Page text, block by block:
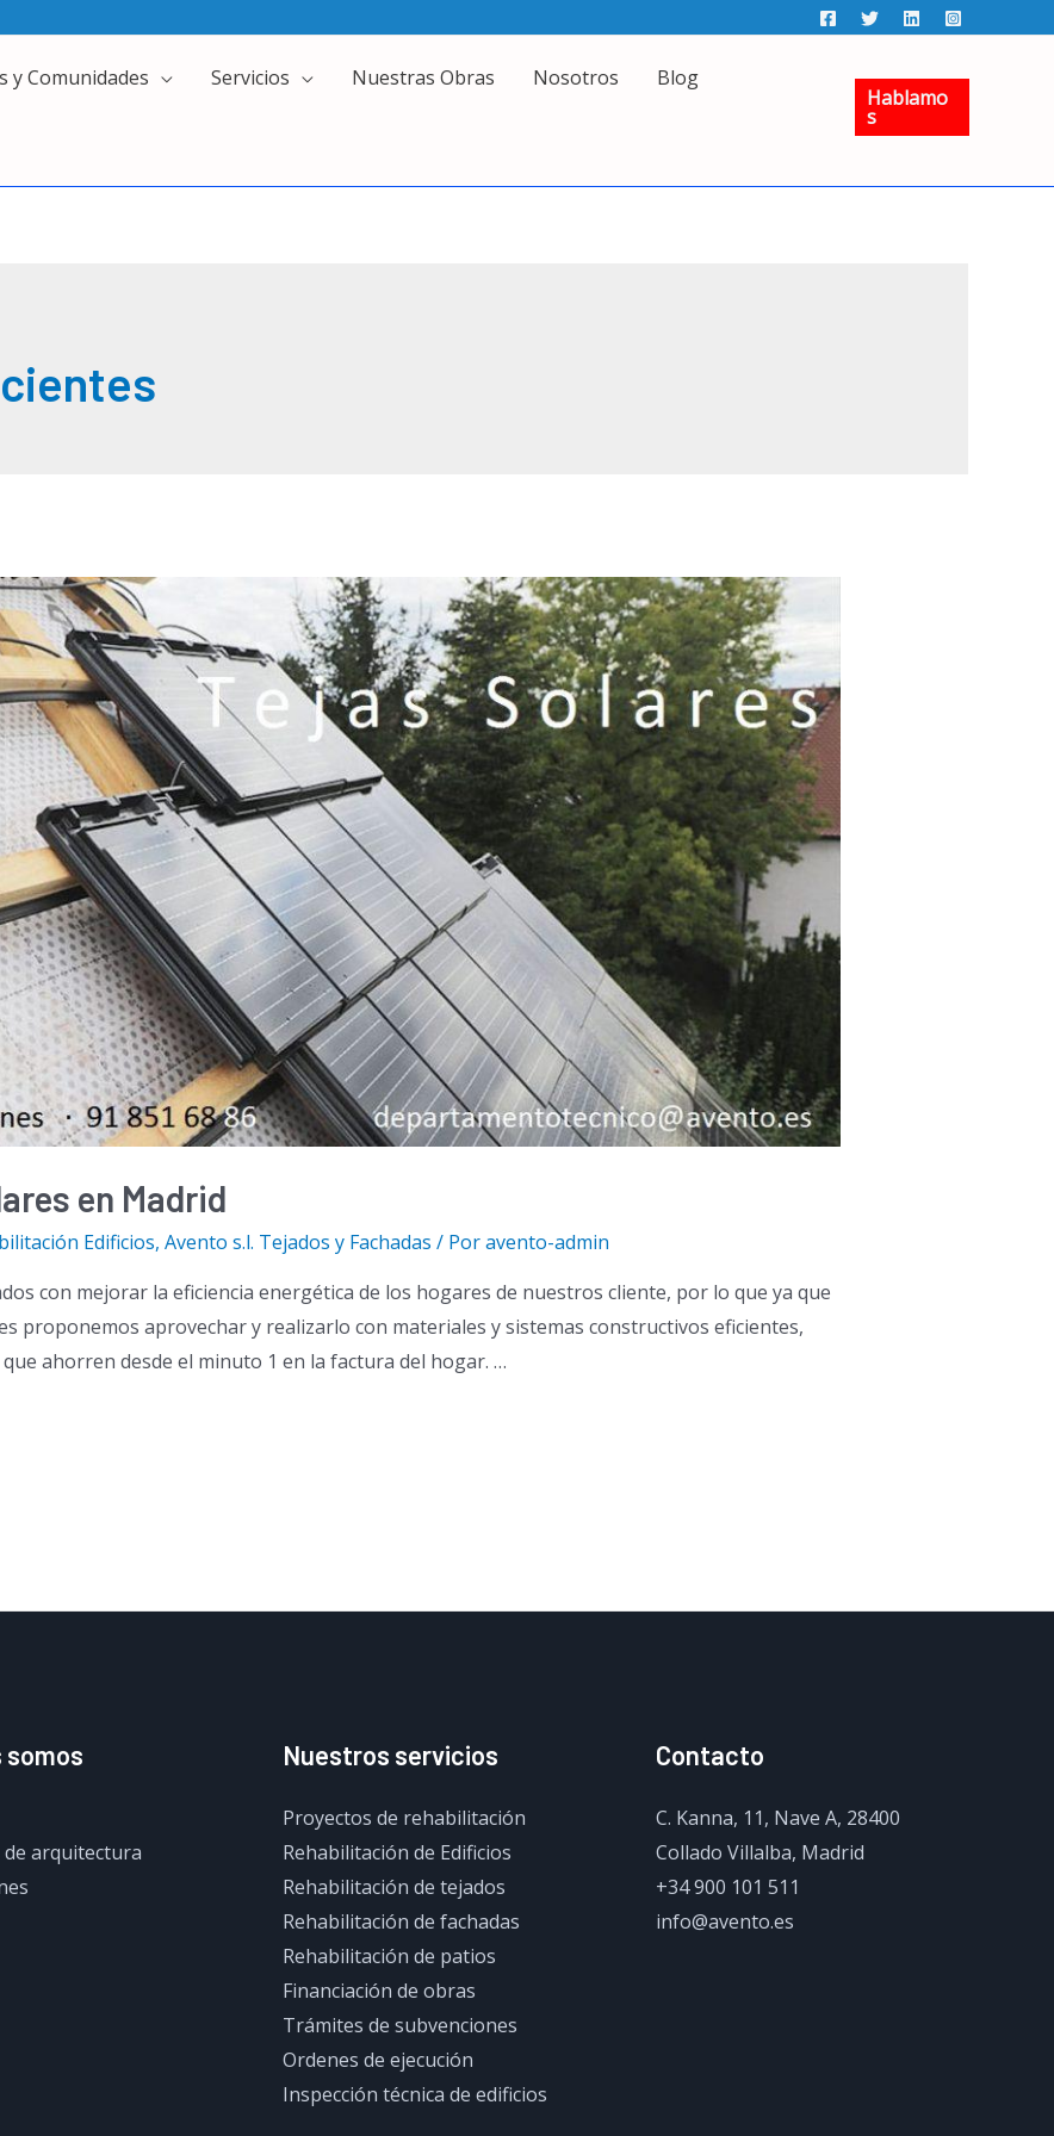
y Comunidades Servicios Nuestras Obras Nosotros Blog
Hablamo
S
en Madrid
Edificios, Avento s.l. Tejados y Fachadas / Poravento-admin
con mejorar la eficiencia energética de los hogares de nuestros cliente, por lo que ya que
proponemos aprovechar y realizarlo con materiales y sistemas constructivos eficientes,
ahorren desde el minuto 1 en la factura del hogar. …
somos
de arquitectura
Nuestros servicios
Proyectos de rehabilitación
Rehabilitación de Edificios
Rehabilitación de tejados
Rehabilitación de fachadas
Rehabilitación de patios
Financiación de obras
Trámites de subvenciones
Ordenes de ejecución
Inspección técnica de edificios
Contacto
C. Kanna, 11, Nave A, 28400
Collado Villalba, Madrid
+34 900 101 511
info@avento.es